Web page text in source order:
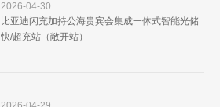
2026-04-30
比亚迪闪充加持公海贵宾会集成一体式智能光储
快/超充站（敞开站）